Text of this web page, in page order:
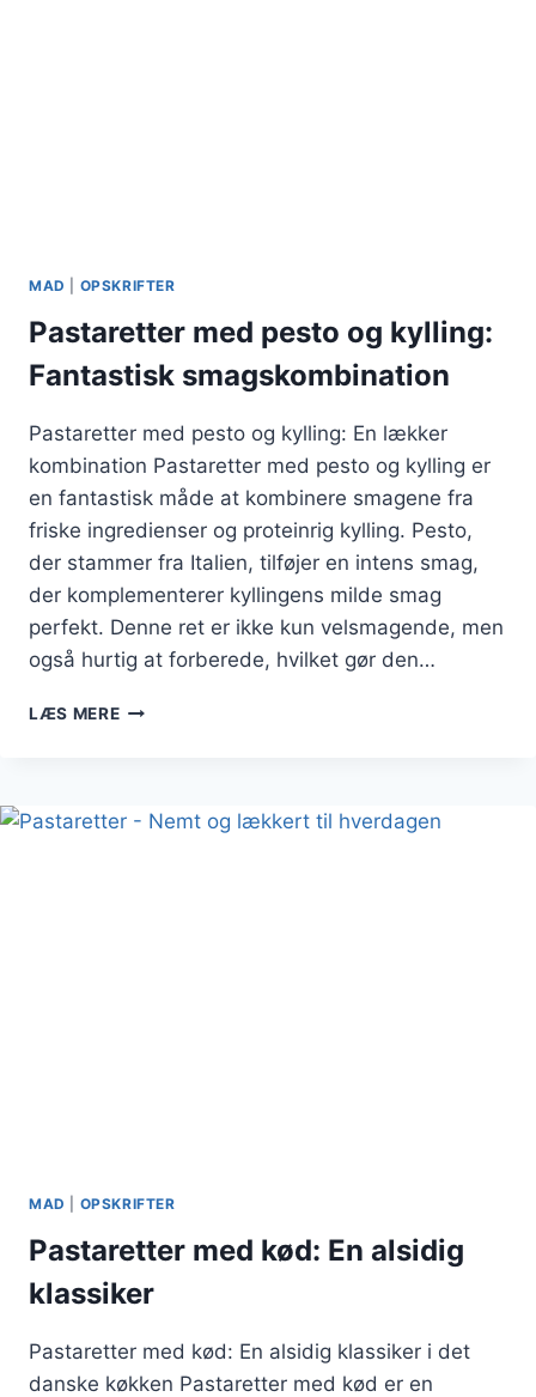
MAD OPSKRIFTER
Pastaretter med pesto og kylling:
Fantastisk smagskombination
Pastaretter med pesto og kylling: En lækker
kombination Pastaretter med pesto og kylling er
en fantastisk måde at kombinere smagene fra
friske ingredienser og proteinrig kylling. Pesto,
der stammer fra Italien, tilføjer en intens smag,
der komplementerer kyllingens milde smag
perfekt. Denne ret er ikke kun velsmagende, men
også hurtig at forberede, hvilket gør den…
LÆS MEREPASTARETTER
FANTASTISK
MAD OPSKRIFTER
Pastaretter med kød: En alsidig
klassiker
Pastaretter med kød: En alsidig klassiker i det
danske køkken Pastaretter med kød er en